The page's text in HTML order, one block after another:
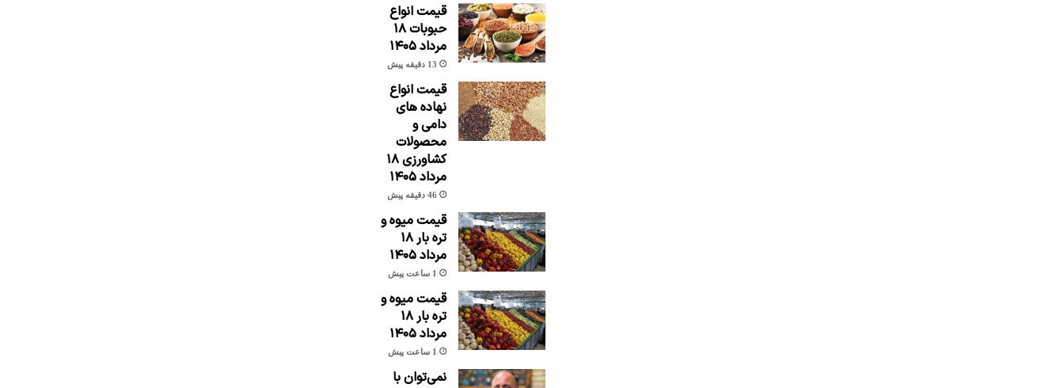
قیمت انواع
حبوبات ۱۸
مرداد ۱۴۰۵
13 دقیقه پیش
قیمت انواع
نهاده های
دامی و
محصولات
کشاورزی ۱۸
مرداد ۱۴۰۵
46 دقیقه پیش
قیمت میوه و
تره بار ۱۸
مرداد ۱۴۰۵
1 ساعت پیش
قیمت میوه و
تره بار ۱۸
مرداد ۱۴۰۵
1 ساعت پیش
نمی‌توان با